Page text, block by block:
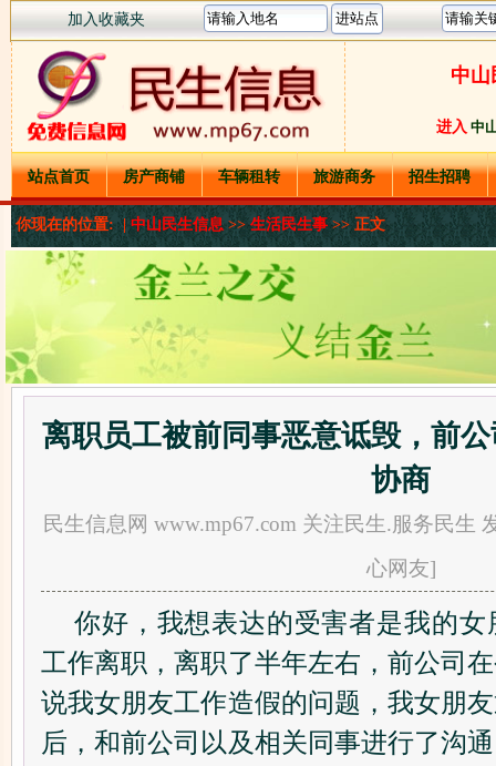
加入收藏夹
中山
进入 中
站点首页 房产商铺 车辆租转 旅游商务 招生招聘
你现在的位置: | 中山民生信息>>生活民生事 >> 正文
离职员工被前同事恶意诋毁，前
协商
民生信息网 www.mp67.com 关注民生.服务民生
心网友]
你好，我想表达的受害者是我的
工作离职，离职了半年左右，前公司
说我女朋友工作造假的问题，我女朋
后，和前公司以及相关同事进行了沟